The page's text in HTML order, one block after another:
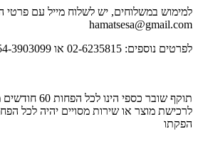
למימוש במשלוחים, יש לשלוח מייל עם פרטי
hamatsesa@gmail.com
לפרטים נוספים: 02-6235815 או 054-3903099.
תוקף שובר
הפקתו